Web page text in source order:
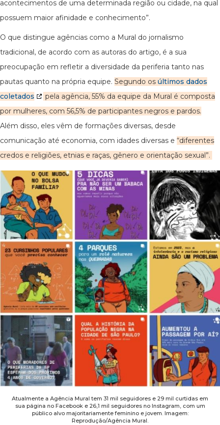
acontecimentos de uma determinada região ou cidade, na qual
possuem maior afinidade e conhecimento”.
O que distingue agências como a Mural do jornalismo
tradicional, de acordo com as autoras do artigo, é a sua
preocupação em refletir a diversidade da periferia tanto nas
pautas quanto na própria equipe. Segundo os últimos dados
coletados
pela agência, 55% da equipe da Mural é composta
por mulheres, com 56,5% de participantes negros e pardos.
Além disso, eles vêm de formações diversas, desde
comunicação até economia, com idades diversas e “diferentes
credos e religiões, etnias e raças, gênero e orientação sexual”.
Atualmente a Agência Mural tem 31 mil seguidores e 29 mil curtidas em
sua página no Facebook e 26,1 mil seguidores no Instagram, com um
público alvo majoritariamente feminino e jovem. Imagem:
Reprodução/Agência Mural.